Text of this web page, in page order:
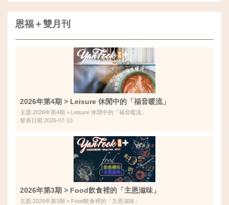
恩福＋雙月刊
2026年第4期 > Leisure 休閒中的「福音暖流」
主題:2026年第4期 > Leisure 休閒中的「福音暖流」
發表日期:2026-07-10
2026年第3期 > Food飲食裡的「主恩滋味」
主題:2026年第3期 > Food飲食裡的「主恩滋味」